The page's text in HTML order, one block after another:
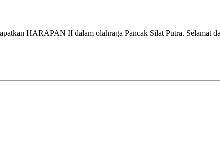
HARAPAN II dalam olahraga Pancak Silat Putra. Selamat